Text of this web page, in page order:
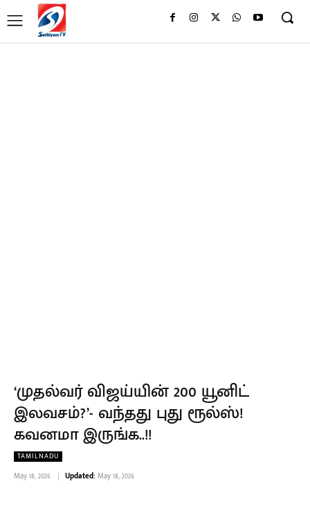
‘முதல்வர் விஜய்யின் 200 யூனிட்
இலவசம்?’- வந்தது புது ரூல்ஸ்!
கவனமா இருங்க..!!
TAMILNADU
May 18, 2026 Updated: May 18, 2026